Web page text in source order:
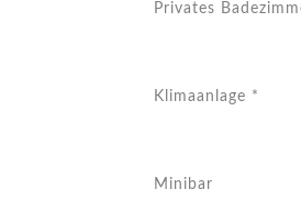
Privates
Klimaanlage *
Minibar